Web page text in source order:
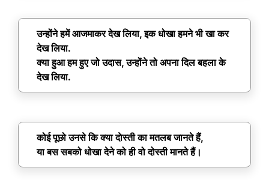
उन्होंने हमें आजमाकर देख लिया, इक धोखा हमने भी खा कर
देख लिया.
क्या हुआ हम हुए जो उदास, उन्होंने तो अपना दिल बहला के
देख लिया.
कोई पूछो उनसे कि क्या दाेस्ती का मतलब जानते हैं,
या बस सबको धोखा देने को ही वो दोस्ती मानते हैं।